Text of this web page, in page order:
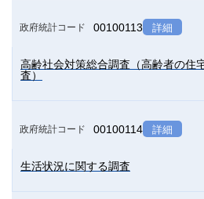
政府統計コード 00100113 詳細
高齢社会対策総合調査（高齢者の住
査）
政府統計コード 00100114 詳細
生活状況に関する調査